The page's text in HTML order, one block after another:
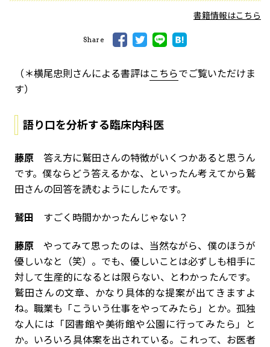
書籍情報はこちら
Share
（＊横尾忠則さんによる書評はこちらでご覧いただけま
す）
語り口を分析する臨床内科医
藤原 答え方に鷲田さんの特徴がいくつかあると思うん
です。僕ならどう答えるかな、といったん考えてから鷲
田さんの回答を読むようにしたんです。
鷲田 すごく時間かかったんじゃない？
藤原 やってみて思ったのは、当然ながら、僕のほうが
優しいなと（笑）。でも、優しいことは必ずしも相手に
対して生産的になるとは限らない、とわかったんです。
鷲田さんの文章、かなり具体的な提案が出てきますよ
ね。職業も「こういう仕事をやってみたら」とか。孤独
な人には「図書館や美術館や公園に行ってみたら」と
か。いろいろ具体案を出されている。これって、お医者